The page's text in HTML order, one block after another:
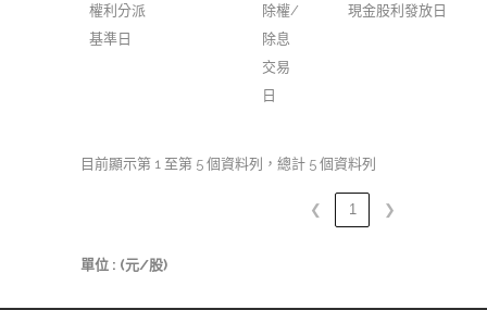
權利分派
基準日
除權/
除息
交易
日
現金股利發放日
目前顯示第 1 至第 5 個資料列，總計 5 個資料列
❮ 1 ❯
單位 : (元/股)